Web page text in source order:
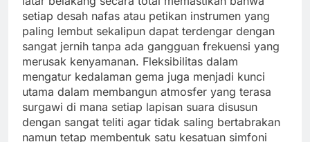
setiap desah nafas atau petikan instrumen yang
paling lembut sekalipun dapat terdengar dengan
sangat jernih tanpa ada gangguan frekuensi yang
merusak kenyamanan. Fleksibilitas dalam
mengatur kedalaman gema juga menjadi kunci
utama dalam membangun atmosfer yang terasa
surgawi di mana setiap lapisan suara disusun
dengan sangat teliti agar tidak saling bertabrakan
namun tetap membentuk satu kesatuan simfoni